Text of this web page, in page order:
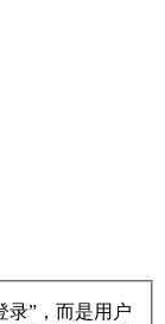
录”，而是用户